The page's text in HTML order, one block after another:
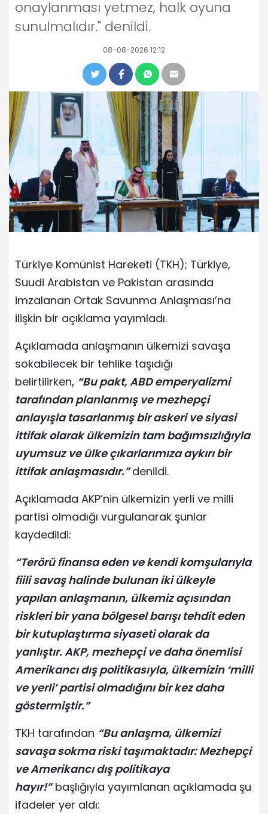
onaylanması yetmez, halk oyuna
sunulmalıdır." denildi.
08-08-2026 12:12
Türkiye Komünist Hareketi (TKH); Türkiye,
Suudi Arabistan ve Pakistan arasında
imzalanan Ortak Savunma Anlaşması’na
ilişkin bir açıklama yayımladı.
Açıklamada anlaşmanın ülkemizi savaşa
sokabilecek bir tehlike taşıdığı
belirtilirken, “Bu pakt, ABD emperyalizmi
tarafından planlanmış ve mezhepçi
anlayışla tasarlanmış bir askeri ve siyasi
ittifak olarak ülkemizin tam bağımsızlığıyla
uyumsuz ve ülke çıkarlarımıza aykırı bir
ittifak anlaşmasıdır.” denildi.
Açıklamada AKP’nin ülkemizin yerli ve milli
partisi olmadığı vurgulanarak şunlar
kaydedildi:
“Terörü finansa eden ve kendi komşularıyla
fiili savaş halinde bulunan iki ülkeyle
yapılan anlaşmanın, ülkemiz açısından
riskleri bir yana bölgesel barışı tehdit eden
bir kutuplaştırma siyaseti olarak da
yanlıştır. AKP, mezhepçi ve daha önemlisi
Amerikancı dış politikasıyla, ülkemizin ‘milli
ve yerli’ partisi olmadığını bir kez daha
göstermiştir.”
TKH tarafından “Bu anlaşma, ülkemizi
savaşa sokma riski taşımaktadır: Mezhepçi
ve Amerikancı dış politikaya
hayır!”başlığıyla yayımlanan açıklamada şu
ifadeler yer aldı: